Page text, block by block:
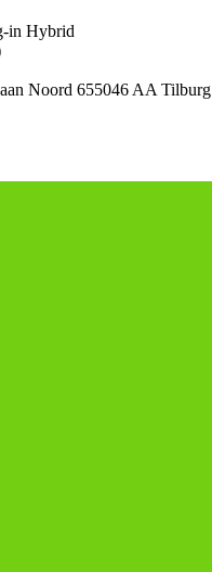
in Hybrid
Noord 655046 AA Tilburg